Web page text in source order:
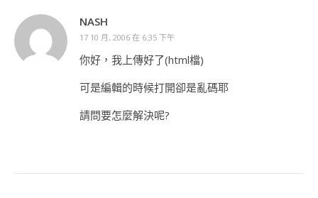
NASH
17 10 月, 2006 在 6:35 下午
你好，我上傳好了(html檔)
可是編輯的時候打開卻是亂碼耶
請問要怎麼解決呢?